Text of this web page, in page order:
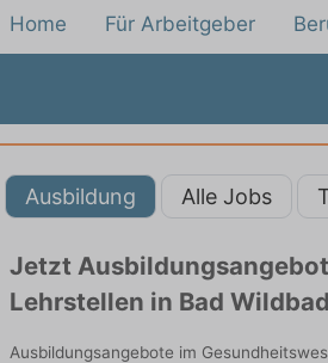
Home Für Arbeitgeber
Ausbildung Alle Jobs
Jetzt
Lehrstellen in Bad
Ausbildungsangebote im